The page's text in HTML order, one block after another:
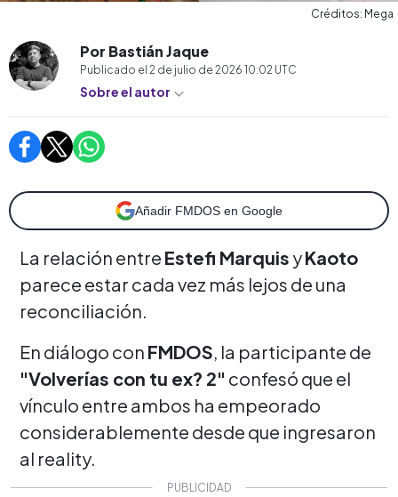
Créditos: Mega
Por Bastián Jaque
Publicado el 2 de julio de 2026 10:02 UTC
Sobre el autor
Añadir FMDOS en Google
La relación entre Estefi Marquis yKaoto
parece estar cada vez más lejos de una
reconciliación.
En diálogo con FMDOS, la participante de
"Volverías con tu ex? 2" confesó que el
vínculo entre ambos ha empeorado
considerablemente desde que ingresaron
al reality.